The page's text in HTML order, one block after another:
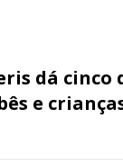
dá cinco
e